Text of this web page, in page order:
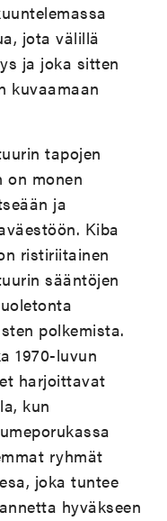
jota välillä
ja joka sitten
kuvaamaan
tapojen
on monen
ja
Kiba
ristiriitainen
sääntöjen
polkemista.
1970-luvun
harjoittavat
kun
ryhmät
joka tuntee
hyväkseen